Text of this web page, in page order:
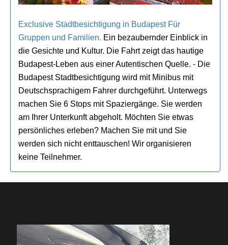
Exclusive Stadtbesichtigung in Budapest Für
Gruppen und Familien. Ein bezaubernder Einblick in
die Gesichte und Kultur. Die Fahrt zeigt das hautige
Budapest-Leben aus einer Autentischen Quelle. - Die
Budapest Stadtbesichtigung wird mit Minibus mit
Deutschsprachigem Fahrer durchgeführt. Unterwegs
machen Sie 6 Stops mit Spaziergänge. Sie werden
am Ihrer Unterkunft abgeholt. Möchten Sie etwas
persönliches erleben? Machen Sie mit und Sie
werden sich nicht enttauschen! Wir organisieren
keine Teilnehmer.